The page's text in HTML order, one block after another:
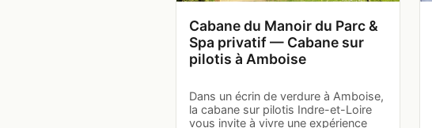
Cabane du Manoir du Parc &
Spa privatif — Cabane sur
pilotis à Amboise
Dans un écrin de verdure à Amboise,
la cabane sur pilotis Indre-et-Loire
vous invite à vivre une expérience